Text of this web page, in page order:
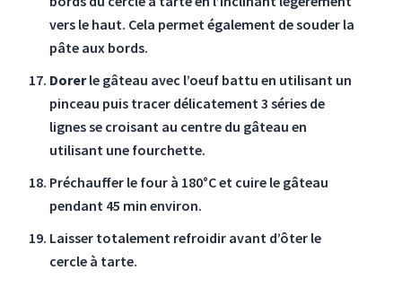
vers le haut. Cela permet également de souder la
pâte aux bords.
Dorerle gâteau avec l’oeuf battu en utilisant un
pinceau puis tracer délicatement 3 séries de
lignes se croisant au centre du gâteau en
utilisant une fourchette.
Préchauffer le four à 180°C et cuire le gâteau
pendant 45 min environ.
Laisser totalement refroidir avant d’ôter le
cercle à tarte.